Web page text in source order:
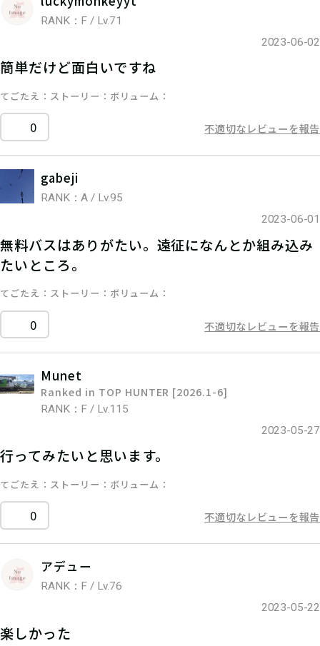
RANK：F / Lv.71
2023-06-02
簡単だけど面白いですね
てごたえ ストーリー ボリューム
0 不適切なレビューを報告
gabeji
RANK：A / Lv.95
2023-06-01
無料バスはありがたい。遠征になんとか組み込み
たいところ。
てごたえ ストーリー ボリューム
0 不適切なレビューを報告
Munet
Ranked in TOP HUNTER [2026.1-6]
RANK：F / Lv.115
2023-05-27
行ってみたいと思います。
てごたえ ストーリー ボリューム
0 不適切なレビューを報告
アデュー
RANK：F / Lv.76
2023-05-22
楽しかった